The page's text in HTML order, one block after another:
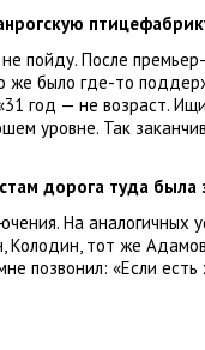
пойду. После
же было где-то
год — не возраст.
уровне. Так
дорога туда была
На аналогичных
Колодин, тот же
позвонил: «Если